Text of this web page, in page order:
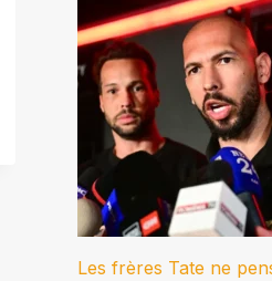
Les frères Tate ne